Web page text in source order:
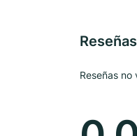
Reseñas
Reseñas